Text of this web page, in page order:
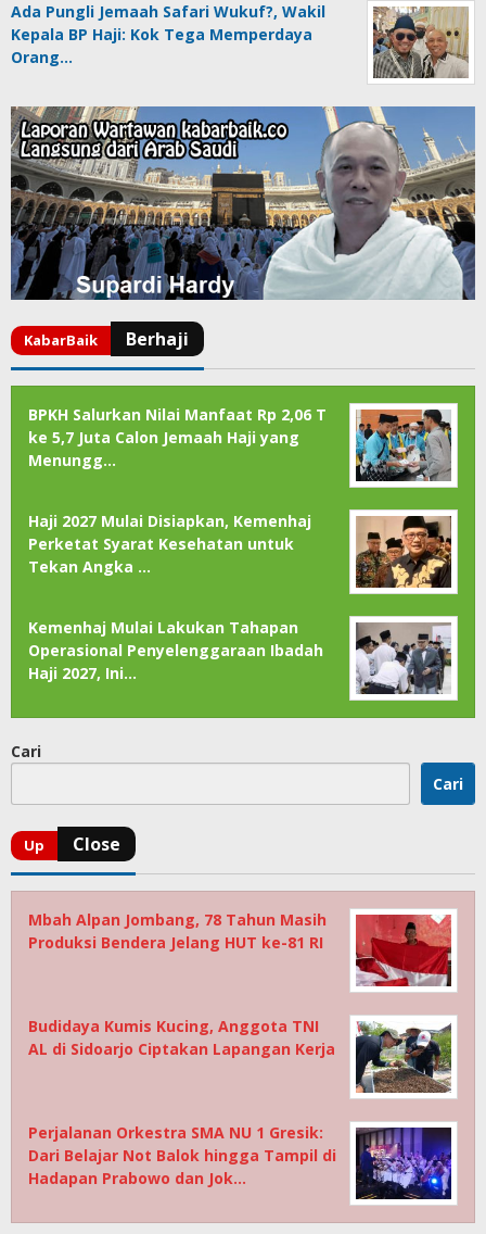
Ada Pungli Jemaah Safari Wukuf?, Wakil
Kepala BP Haji: Kok Tega Memperdaya
Orang…
BPKH Salurkan Nilai Manfaat Rp 2,06 T
ke 5,7 Juta Calon Jemaah Haji yang
Menungg…
Haji 2027 Mulai Disiapkan, Kemenhaj
Perketat Syarat Kesehatan untuk
Tekan Angka …
Kemenhaj Mulai Lakukan Tahapan
Operasional Penyelenggaraan Ibadah
Haji 2027, Ini…
Cari
Cari
Mbah Alpan Jombang, 78 Tahun Masih
Produksi Bendera Jelang HUT ke-81 RI
Budidaya Kumis Kucing, Anggota TNI
AL di Sidoarjo Ciptakan Lapangan Kerja
Perjalanan Orkestra SMA NU 1 Gresik:
Dari Belajar Not Balok hingga Tampil di
Hadapan Prabowo dan Jok…